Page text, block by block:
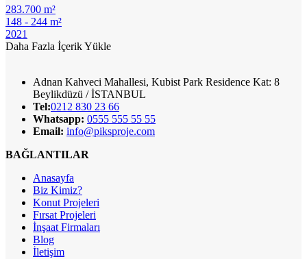
283.700 m²
148 - 244 m²
2021
Daha Fazla İçerik Yükle
Adnan Kahveci Mahallesi, Kubist Park Residence Kat: 8
Beylikdüzü / İSTANBUL
Tel:0212 830 23 66
Whatsapp: 0555 555 55 55
Email: info@piksproje.com
BAĞLANTILAR
Anasayfa
Biz Kimiz?
Konut Projeleri
Fırsat Projeleri
İnşaat Firmaları
Blog
İletişim